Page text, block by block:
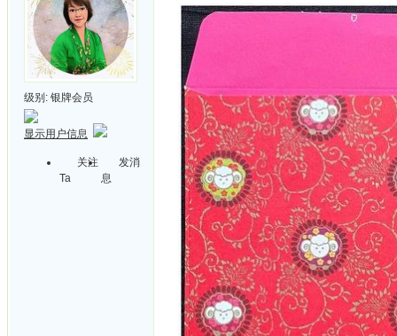
级别: 银牌会员
显示用户信息
关注
Ta
发消
息